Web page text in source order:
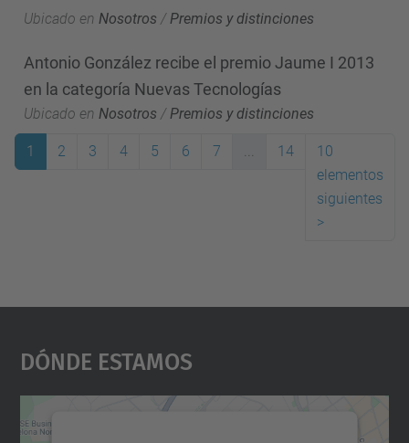
Ubicado en Nosotros / Premios y distinciones
Antonio González recibe el premio Jaume I 2013
en la categoría Nuevas Tecnologías
Ubicado en Nosotros /Premios y distinciones
1 2 3 4 5 6 7 ... 14
10
elementos
siguientes
>
Dónde Estamos